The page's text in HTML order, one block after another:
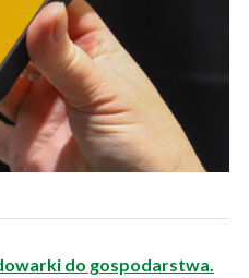
do gospodarstwa.